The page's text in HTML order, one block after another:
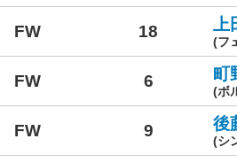
FW 18 上
(フ
FW 6 町
(ボ
FW 9 後
(シ